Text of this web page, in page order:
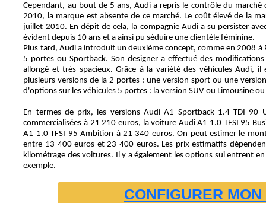
Cependant, au bout de 5 ans, Audi a repris le contrôle du marché
2010, la marque est absente de ce marché. Le coût élevé de la
juillet 2010. En dépit de cela, la compagnie Audi a su persister
évident depuis 10 ans et a ainsi pu séduire une clientèle féminine.
Plus tard, Audi a introduit un deuxième concept, comme en 2008 à
5 portes ou Sportback. Son designer a effectué des
allongé et très spacieux. Grâce à la variété des véhicules Audi,
plusieurs versions de la 2 portes : une version sport ou une
d'options sur les véhicules 5 portes : la version SUV ou Limousine
En termes de prix, les versions Audi A1 Sportback 1.4 TDI 90
commercialisées à 21 210 euros, la voiture Audi A1 1.0 TFSI 95
A1 1.0 TFSI 95 Ambition à 21 340 euros. On peut estimer le
entre 13 400 euros et 23 400 euros. Les prix estimatifs
kilométrage des voitures. Il y a également les options sui entrent
exemple.
CONFIGURER